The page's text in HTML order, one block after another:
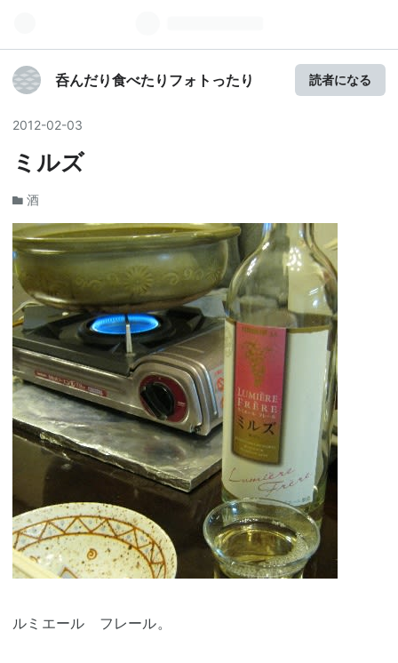
呑んだり食べたりフォトったり 読者になる
2012-02-03
ミルズ
酒
ルミエール フレール。